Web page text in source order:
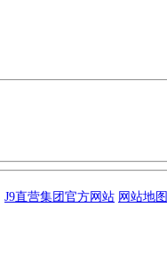
J9直营集团官方网站 网站地图